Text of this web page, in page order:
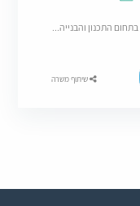
התכנון והבנייה...
שיתוף משרה